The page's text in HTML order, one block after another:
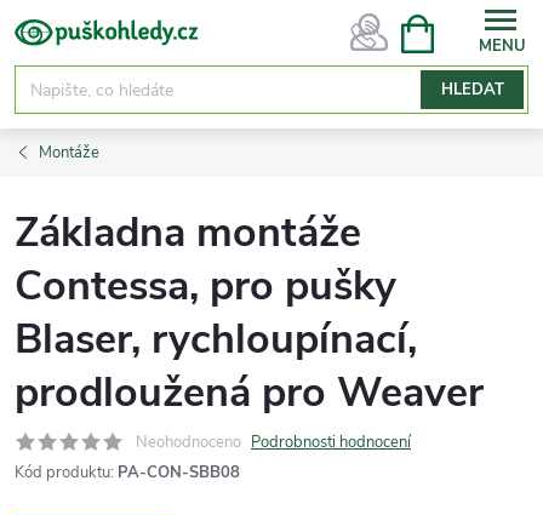
Přejít
na
obsah
HLEDAT
NÁKUPNÍ
Montáže
Základna montáže
Contessa, pro pušky
Blaser, rychloupínací,
prodloužená pro Weaver
Neohodnoceno Podrobnosti hodnocení
Kód produktu: PA-CON-SBB08